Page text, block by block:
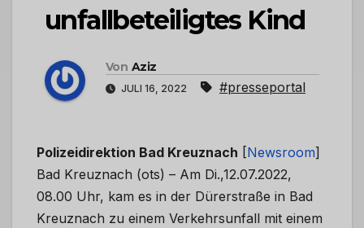
unfallbeteiligtes Kind
Von Aziz
JULI 16, 2022 #presseportal
Polizeidirektion Bad Kreuznach [Newsroom]
Bad Kreuznach (ots) – Am Di.,12.07.2022,
08.00 Uhr, kam es in der Dürerstraße in Bad
Kreuznach zu einem Verkehrsunfall mit einem